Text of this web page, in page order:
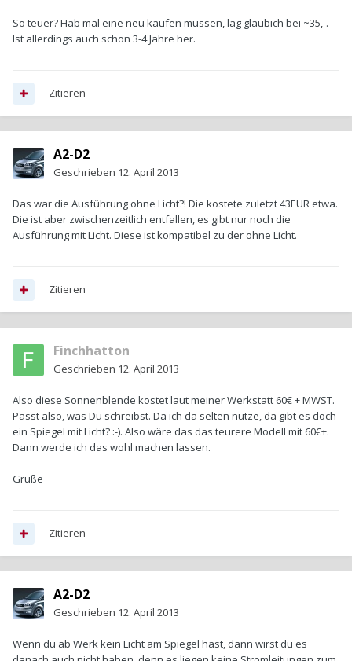
So teuer? Hab mal eine neu kaufen müssen, lag glaubich bei ~35,-.
Ist allerdings auch schon 3-4 Jahre her.
Zitieren
A2-D2
Geschrieben 12. April 2013
Das war die Ausführung ohne Licht?! Die kostete zuletzt 43EUR etwa.
Die ist aber zwischenzeitlich entfallen, es gibt nur noch die
Ausführung mit Licht. Diese ist kompatibel zu der ohne Licht.
Zitieren
Finchhatton
Geschrieben 12. April 2013
Also diese Sonnenblende kostet laut meiner Werkstatt 60€ + MWST.
Passt also, was Du schreibst. Da ich da selten nutze, da gibt es doch
ein Spiegel mit Licht? :-). Also wäre das das teurere Modell mit 60€+.
Dann werde ich das wohl machen lassen.
Grüße
Zitieren
A2-D2
Geschrieben 12. April 2013
Wenn du ab Werk kein Licht am Spiegel hast, dann wirst du es